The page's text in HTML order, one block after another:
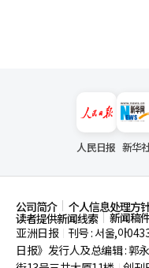
人民日报 新华
公司简介 个人信息处理方
读者提供新闻线索
新闻稿
亚洲日报
刊号 : 서울,아
日报》发行人及总编辑 : 郭